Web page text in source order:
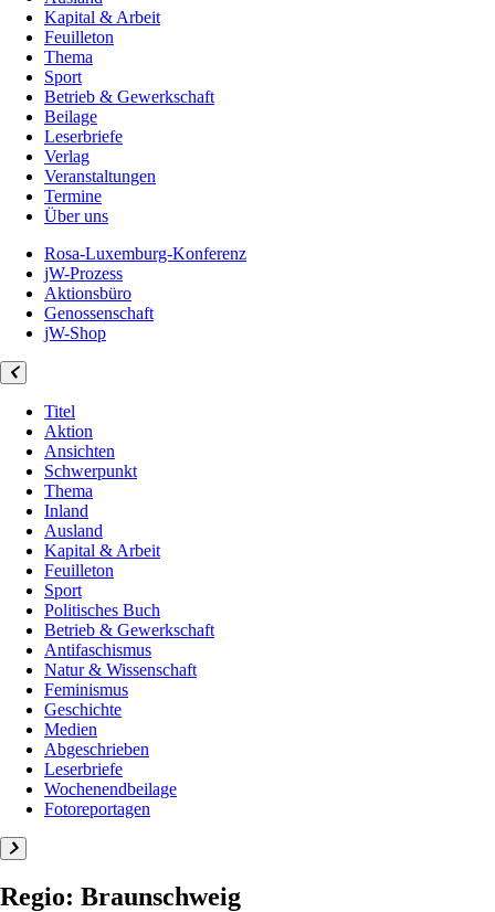
Kapital & Arbeit
Feuilleton
Thema
Sport
Betrieb & Gewerkschaft
Beilage
Leserbriefe
Verlag
Veranstaltungen
Termine
Über uns
Rosa-Luxemburg-Konferenz
jW-Prozess
Aktionsbüro
Genossenschaft
jW-Shop
Titel
Aktion
Ansichten
Schwerpunkt
Thema
Inland
Ausland
Kapital & Arbeit
Feuilleton
Sport
Politisches Buch
Betrieb & Gewerkschaft
Antifaschismus
Natur & Wissenschaft
Feminismus
Geschichte
Medien
Abgeschrieben
Leserbriefe
Wochenendbeilage
Fotoreportagen
Regio: Braunschweig